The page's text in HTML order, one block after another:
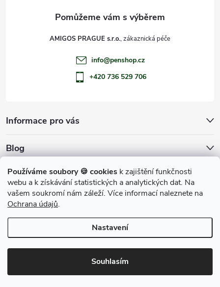
Používáme soubory 🍪 cookies k zajištění funkčnosti
webu a k získávání statistických a analytických dat. Na
vašem soukromí nám záleží. Více informací naleznete na
Ochrana údajů.
Nastavení
Souhlasím
Informace pro vás
Blog
Archiv
Přijímáme online platby
AMIGOS PRAGUE s.r.o.
info@penshop.cz
+420 736 529 706
Copyright 2026penShop. Všechna práva vyhrazena.